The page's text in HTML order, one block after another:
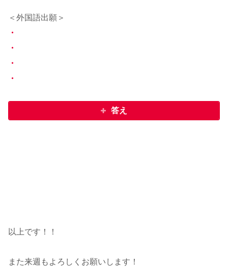
＜外国語出願＞
・
・
・
・
答え
以上です！！
また来週もよろしくお願いします！